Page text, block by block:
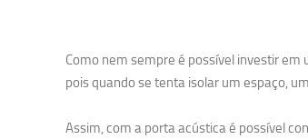
Como nem sempre é possível investir
pois quando se tenta isolar um espaço,
Assim, com a porta acústica é possível